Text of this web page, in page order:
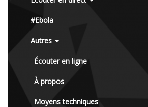
#Ebola
Autres
Écouter en ligne
À propos
Moyens techniques